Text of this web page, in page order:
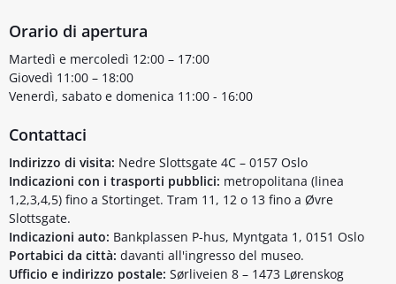
Orario di apertura
Martedì e mercoledì 12:00 – 17:00
Giovedì 11:00 – 18:00
Venerdì, sabato e domenica 11:00 - 16:00
Contattaci
Indirizzo di visita: Nedre Slottsgate 4C – 0157 Oslo
Indicazioni con i trasporti pubblici: metropolitana (linea
1,2,3,4,5) fino a Stortinget. Tram 11, 12 o 13 fino a Øvre
Slottsgate.
Indicazioni auto: Bankplassen P-hus, Myntgata 1, 0151 Oslo
Portabici da città: davanti all'ingresso del museo.
Ufficio e indirizzo postale: Sørliveien 8 – 1473 Lørenskog